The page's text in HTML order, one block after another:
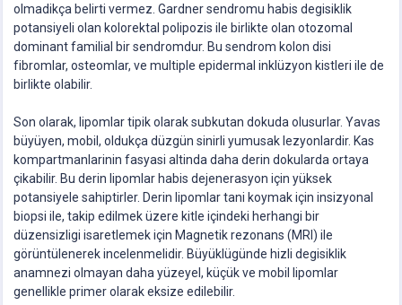
olmadikça belirti vermez. Gardner sendromu habis degisiklik
potansiyeli olan kolorektal polipozis ile birlikte olan otozomal
dominant familial bir sendromdur. Bu sendrom kolon disi
fibromlar, osteomlar, ve multiple epidermal inklüzyon kistleri ile de
birlikte olabilir.
Son olarak, lipomlar tipik olarak subkutan dokuda olusurlar. Yavas
büyüyen, mobil, oldukça düzgün sinirli yumusak lezyonlardir. Kas
kompartmanlarinin fasyasi altinda daha derin dokularda ortaya
çikabilir. Bu derin lipomlar habis dejenerasyon için yüksek
potansiyele sahiptirler. Derin lipomlar tani koymak için insizyonal
biopsi ile, takip edilmek üzere kitle içindeki herhangi bir
düzensizligi isaretlemek için Magnetik rezonans (MRI) ile
görüntülenerek incelenmelidir. Büyüklügünde hizli degisiklik
anamnezi olmayan daha yüzeyel, küçük ve mobil lipomlar
genellikle primer olarak eksize edilebilir.